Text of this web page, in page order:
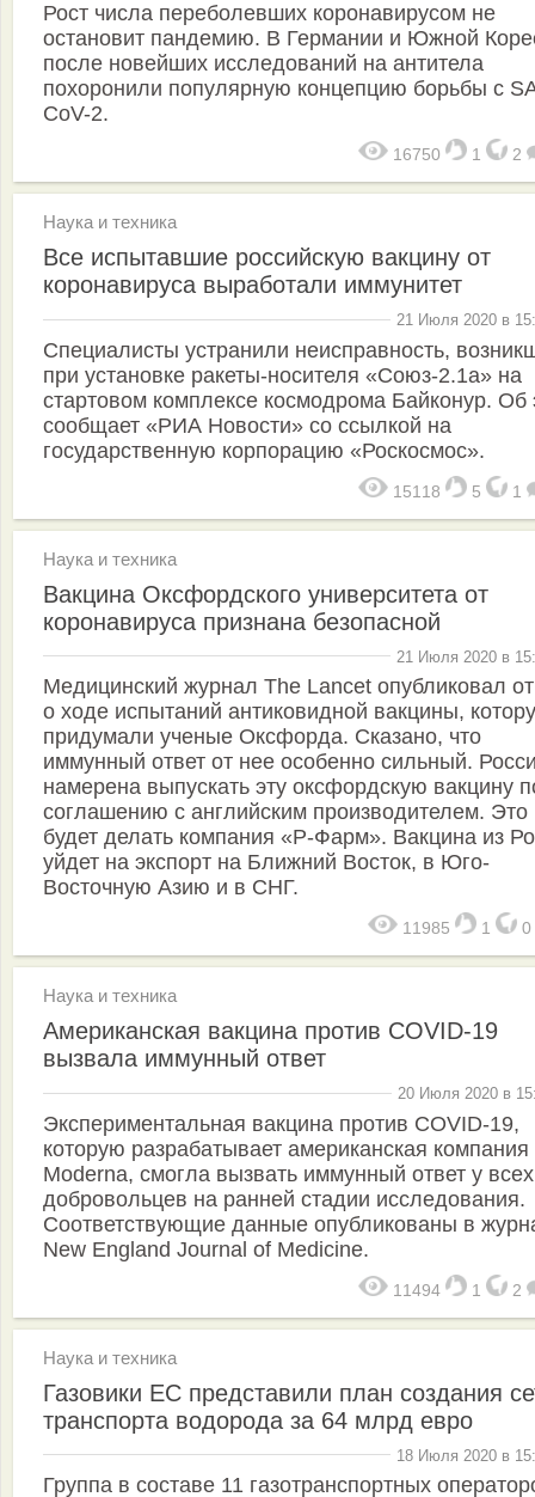
Рост числа переболевших коронавирусом не
остановит пандемию. В Германии и Южной
после новейших исследований на антитела
похоронили популярную концепцию борьбы с
CoV-2.
16750 1 2
Наука и техника
Все испытавшие российскую вакцину от
коронавируса выработали иммунитет
21 Июля 2020 в
Специалисты устранили неисправность,
при установке ракеты-носителя «Союз-2.1а» на
стартовом комплексе космодрома Байконур. Об
сообщает «РИА Новости» со ссылкой на
государственную корпорацию «Роскосмос».
15118 5 1
Наука и техника
Вакцина Оксфордского университета от
коронавируса признана безопасной
21 Июля 2020 в
Медицинский журнал The Lancet опубликовал
о ходе испытаний антиковидной вакцины,
придумали ученые Оксфорда. Сказано, что
иммунный ответ от нее особенно сильный.
намерена выпускать эту оксфордскую вакцину
соглашению с английским производителем. Это
будет делать компания «Р-Фарм». Вакцина из
уйдет на экспорт на Ближний Восток, в Юго-
Восточную Азию и в СНГ.
11985 1 0
Наука и техника
Американская вакцина против COVID-19
вызвала иммунный ответ
20 Июля 2020 в
Экспериментальная вакцина против COVID-19,
которую разрабатывает американская компания
Moderna, смогла вызвать иммунный ответ у всех
добровольцев на ранней стадии исследования.
Соответствующие данные опубликованы в
New England Journal of Medicine.
11494 1 2
Наука и техника
Газовики ЕС представили план создания
транспорта водорода за 64 млрд евро
18 Июля 2020 в
Группа в составе 11 газотранспортных